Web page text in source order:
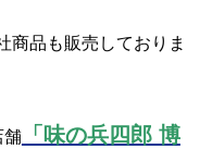
商品も販売しておりま
舗「味の兵四郎 博